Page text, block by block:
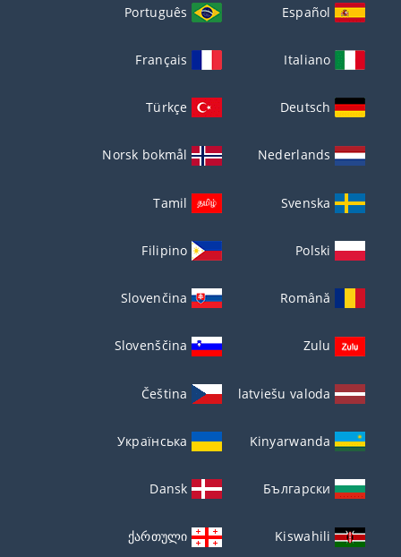
Español
Português
Italiano
Français
Deutsch
Türkçe
Nederlands
Norsk bokmål
Svenska
Tamil
Polski
Filipino
Română
Slovenčina
Zulu
Slovenščina
latviešu valoda
Čeština
Kinyarwanda
Українська
Български
Dansk
Kiswahili
ქართული